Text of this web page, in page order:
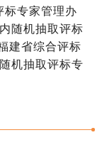
标专家管理办
随机抽取评标
建省综合评标
机抽取评标专